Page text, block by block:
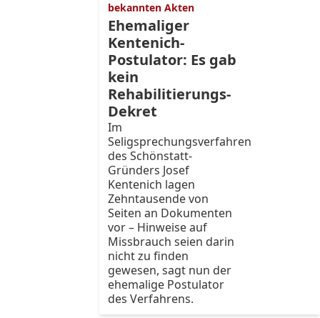
bekannten Akten
Ehemaliger
Kentenich-
Postulator: Es gab
kein
Rehabilitierungs-
Dekret
Im
Seligsprechungsverfahren
des Schönstatt-
Gründers Josef
Kentenich lagen
Zehntausende von
Seiten an Dokumenten
vor – Hinweise auf
Missbrauch seien darin
nicht zu finden
gewesen, sagt nun der
ehemalige Postulator
des Verfahrens.